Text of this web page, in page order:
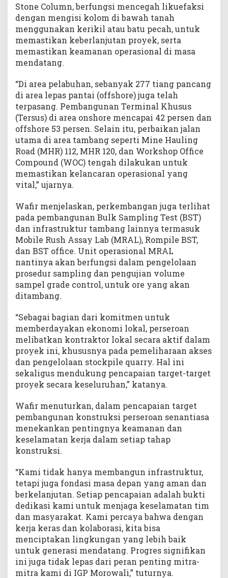
Stone Column, berfungsi mencegah likuefaksi
dengan mengisi kolom di bawah tanah
menggunakan kerikil atau batu pecah, untuk
memastikan keberlanjutan proyek, serta
memastikan keamanan operasional di masa
mendatang.
“Di area pelabuhan, sebanyak 277 tiang pancang
di area lepas pantai (offshore) juga telah
terpasang. Pembangunan Terminal Khusus
(Tersus) di area onshore mencapai 42 persen dan
offshore 53 persen. Selain itu, perbaikan jalan
utama di area tambang seperti Mine Hauling
Road (MHR) 112, MHR 120, dan Workshop Office
Compound (WOC) tengah dilakukan untuk
memastikan kelancaran operasional yang
vital,” ujarnya.
Wafir menjelaskan, perkembangan juga terlihat
pada pembangunan Bulk Sampling Test (BST)
dan infrastruktur tambang lainnya termasuk
Mobile Rush Assay Lab (MRAL), Rompile BST,
dan BST office. Unit operasional MRAL
nantinya akan berfungsi dalam pengelolaan
prosedur sampling dan pengujian volume
sampel grade control, untuk ore yang akan
ditambang.
“Sebagai bagian dari komitmen untuk
memberdayakan ekonomi lokal, perseroan
melibatkan kontraktor lokal secara aktif dalam
proyek ini, khususnya pada pemeliharaan akses
dan pengelolaan stockpile quarry. Hal ini
sekaligus mendukung pencapaian target-target
proyek secara keseluruhan,” katanya.
Wafir menuturkan, dalam pencapaian target
pembangunan konstruksi perseroan senantiasa
menekankan pentingnya keamanan dan
keselamatan kerja dalam setiap tahap
konstruksi.
“Kami tidak hanya membangun infrastruktur,
tetapi juga fondasi masa depan yang aman dan
berkelanjutan. Setiap pencapaian adalah bukti
dedikasi kami untuk menjaga keselamatan tim
dan masyarakat. Kami percaya bahwa dengan
kerja keras dan kolaborasi, kita bisa
menciptakan lingkungan yang lebih baik
untuk generasi mendatang. Progres signifikan
ini juga tidak lepas dari peran penting mitra-
mitra kami di IGP Morowali,” tuturnya.